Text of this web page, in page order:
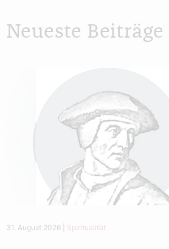
Neueste Beiträge
31. August 2026 Spiritualität